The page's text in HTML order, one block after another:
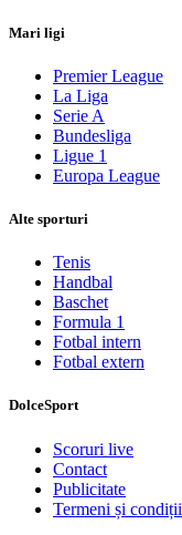
Mari ligi
Premier League
La Liga
Serie A
Bundesliga
Ligue 1
Europa League
Alte sporturi
Tenis
Handbal
Baschet
Formula 1
Fotbal intern
Fotbal extern
DolceSport
Scoruri live
Contact
Publicitate
Termeni și condiții